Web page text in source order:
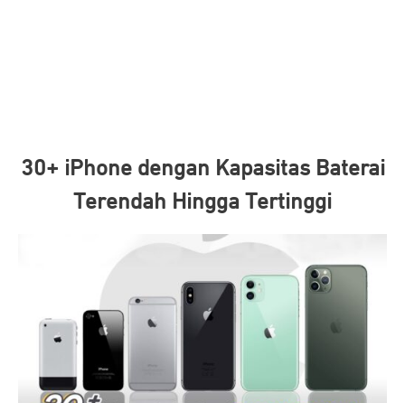
30+ iPhone dengan Kapasitas Baterai
Terendah Hingga Tertinggi